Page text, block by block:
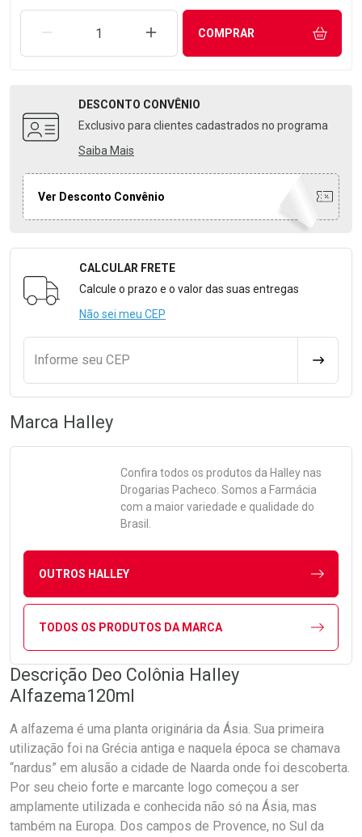
REMOVER UMA UNIDADEAUMENTAR UMA UNIDADE
COMPRAR
DESCONTO CONVÊNIO
Exclusivo para clientes cadastrados no programa
Saiba Mais
Ver Desconto Convênio
Formulário para Calcular o Frete
CALCULAR FRETE
Calcule o prazo e o valor das suas entregas
Não sei meu CEP
Informe seu CEP
Marca Halley
Confira todos os produtos da Halleynas
Drogarias Pacheco. Somos a Farmácia
com a maior variedade e qualidade do
Brasil.
OUTROS HALLEY
TODOS OS PRODUTOS DA MARCA
Descrição Deo Colônia Halley
Alfazema120ml
A alfazema é uma planta originária da Ásia. Sua primeira
utilização foi na Grécia antiga e naquela época se chamava
“nardus” em alusão a cidade de Naarda onde foi descoberta.
Por seu cheio forte e marcante logo começou a ser
amplamente utilizada e conhecida não só na Ásia, mas
também na Europa. Dos campos de Provence, no Sul da